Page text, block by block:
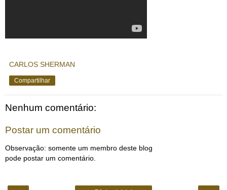
CARLOS SHERMAN
Compartilhar
Nenhum comentário:
Postar um comentário
Observação: somente um membro deste blog
pode postar um comentário.